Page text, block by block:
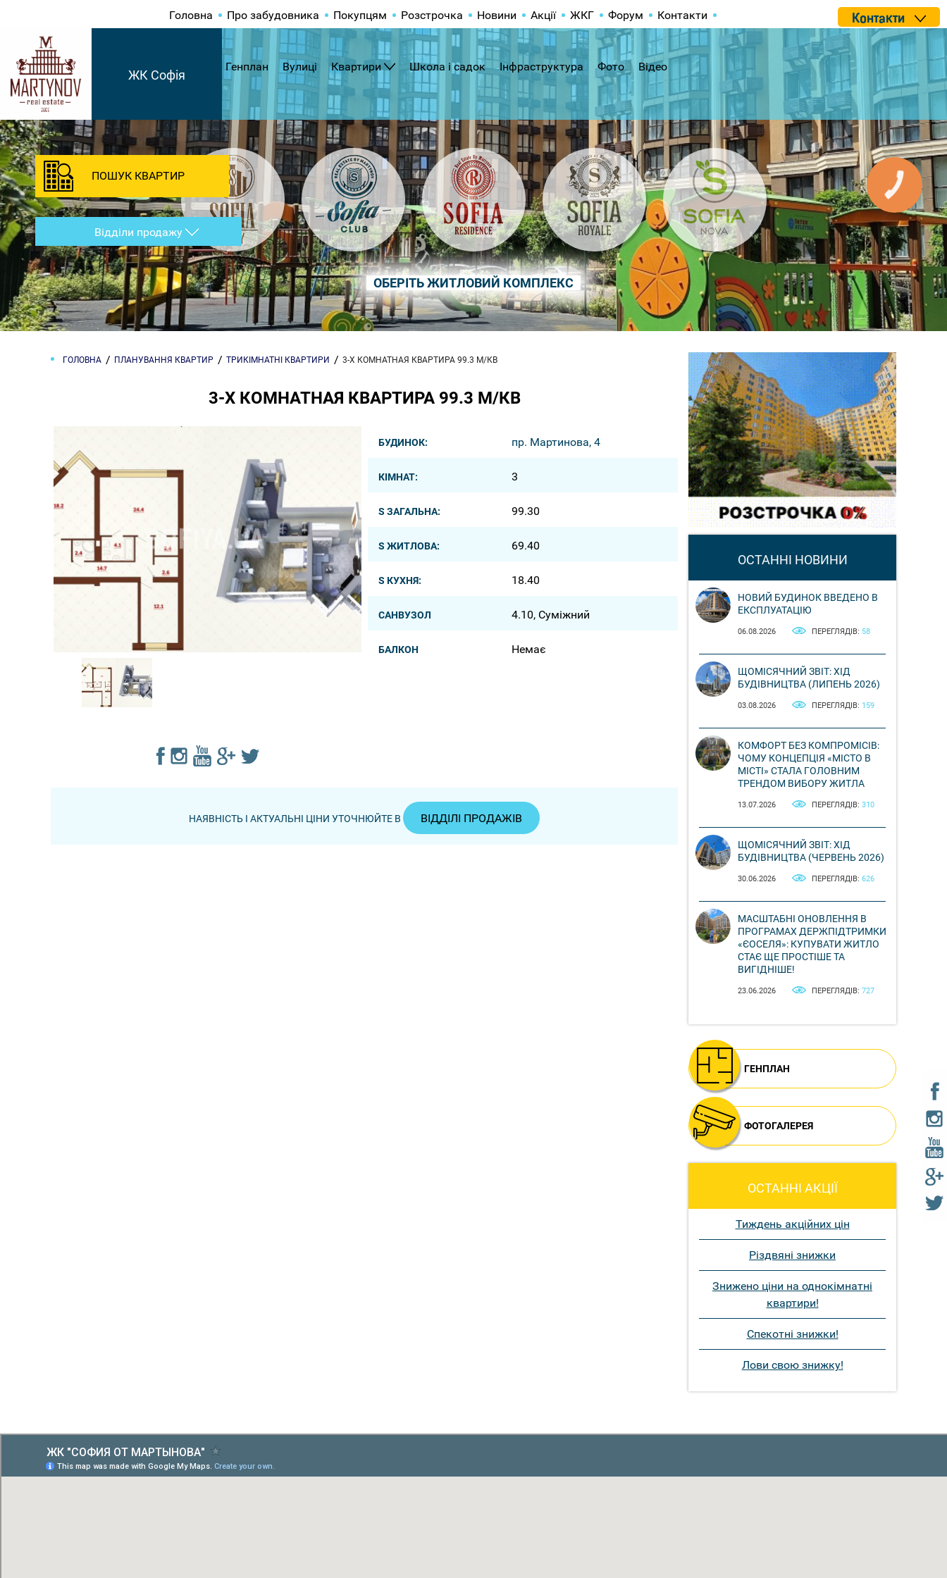
ОБЕРІТЬ ЖИТЛОВИЙ КОМПЛЕКС
Головна Про забудовника Покупцям Розстрочка Новини Акції ЖКГ Форум Контакти Контакти
ЖК Софія
Генплан Вулиці Квартири Школа і садок Інфраструктура Фото Відео
ПОШУК КВАРТИР
Відділи продажу
ГОЛОВНА ПЛАНУВАННЯ КВАРТИР ТРИКІМНАТНІ КВАРТИРИ 3-Х КОМНАТНАЯ КВАРТИРА 99.3 М/КВ
3-Х КОМНАТНАЯ КВАРТИРА 99.3 М/КВ
БУДИНОК: пр. Мартинова, 4
КІМНАТ: 3
S ЗАГАЛЬНА: 99.30
S ЖИТЛОВА: 69.40
S КУХНЯ: 18.40
САНВУЗОЛ 4.10, Суміжний
БАЛКОН Немає
НАЯВНІСТЬ І АКТУАЛЬНІ ЦІНИ УТОЧНЮЙТЕ В ВІДДІЛІ ПРОДАЖІВ
ОСТАННІ НОВИНИ
НОВИЙ БУДИНОК ВВЕДЕНО В
ЕКСПЛУАТАЦІЮ
06.08.2026 ПЕРЕГЛЯДІВ: 58
ЩОМІСЯЧНИЙ ЗВІТ: ХІД
БУДІВНИЦТВА (ЛИПЕНЬ 2026)
03.08.2026 ПЕРЕГЛЯДІВ: 159
КОМФОРТ БЕЗ КОМПРОМІСІВ:
ЧОМУ КОНЦЕПЦІЯ «МІСТО В
МІСТІ» СТАЛА ГОЛОВНИМ
ТРЕНДОМ ВИБОРУ ЖИТЛА
13.07.2026 ПЕРЕГЛЯДІВ: 310
ЩОМІСЯЧНИЙ ЗВІТ: ХІД
БУДІВНИЦТВА (ЧЕРВЕНЬ 2026)
30.06.2026 ПЕРЕГЛЯДІВ: 626
МАСШТАБНІ ОНОВЛЕННЯ В
ПРОГРАМАХ ДЕРЖПІДТРИМКИ
«ЄОСЕЛЯ»: КУПУВАТИ ЖИТЛО
СТАЄ ЩЕ ПРОСТІШЕ ТА
ВИГІДНІШЕ!
23.06.2026 ПЕРЕГЛЯДІВ: 727
ГЕНПЛАН
ФОТОГАЛЕРЕЯ
ОСТАННІ АКЦІЇ
Тиждень акційних цін
Різдвяні знижки
Знижено ціни на однокімнатні
квартири!
Спекотні знижки!
Лови свою знижку!